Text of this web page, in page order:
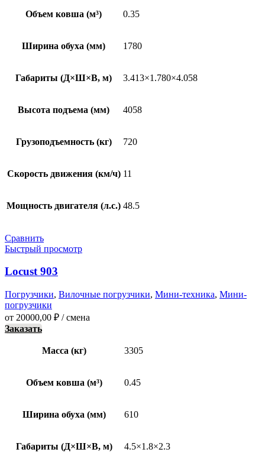
Объем ковша (м³) 0.35
Ширина обуха (мм) 1780
Габариты (Д×Ш×В, м) 3.413×1.780×4.058
Высота подъема (мм) 4058
Грузоподъемность (кг) 720
Скорость движения (км/ч) 11
Мощность двигателя (л.с.) 48.5
Сравнить
Быстрый просмотр
Locust 903
Погрузчики, Вилочные погрузчики, Мини-техника, Мини-
погрузчики
от 20000,00 ₽ / смена
Заказать
Масса (кг) 3305
Объем ковша (м³) 0.45
Ширина обуха (мм) 610
Габариты (Д×Ш×В, м) 4.5×1.8×2.3